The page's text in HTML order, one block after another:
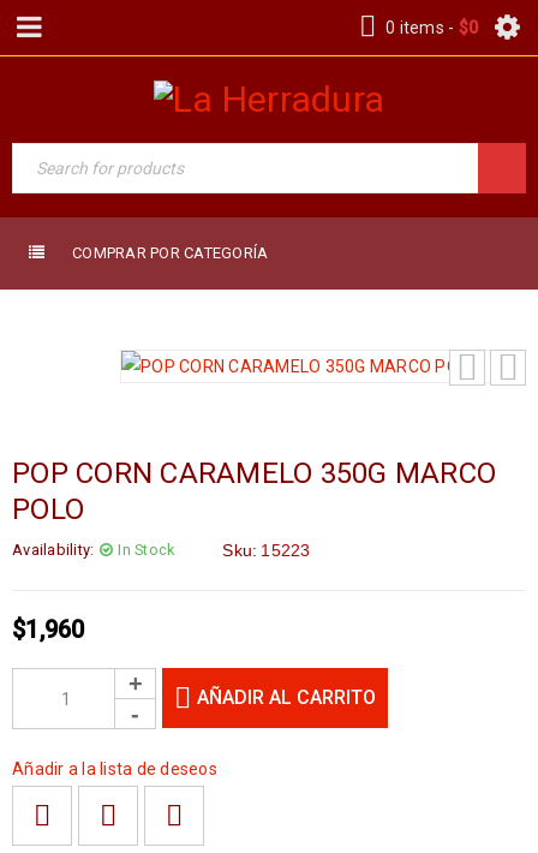
0 items - $0
COMPRAR POR CATEGORÍA
POP CORN CARAMELO 350G MARCO
POLO
Availability: In Stock Sku: 15223
$1,960
AÑADIR AL CARRITO
Añadir a la lista de deseos